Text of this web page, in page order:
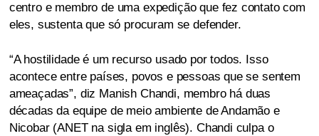
centro e membro de uma expedição que fez contato com
eles, sustenta que só procuram se defender.
“A hostilidade é um recurso usado por todos. Isso
acontece entre países, povos e pessoas que se sentem
ameaçadas”, diz Manish Chandi, membro há duas
décadas da equipe de meio ambiente de Andamão e
Nicobar (ANET na sigla em inglês). Chandi culpa o